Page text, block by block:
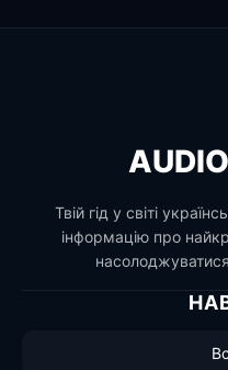
AUDIO
Твій гід у світі
інформацію про